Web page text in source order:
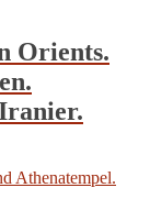
Orients.